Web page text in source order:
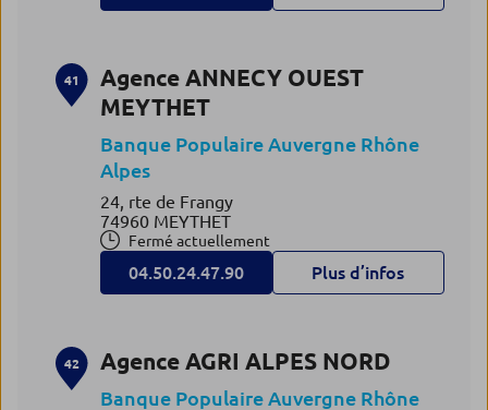
41
Agence ANNECY OUEST
MEYTHET
Banque Populaire Auvergne Rhône
Alpes
24, rte de Frangy
74960 MEYTHET
Fermé actuellement
04.50.24.47.90 Plus d’infos
42 Agence AGRI ALPES NORD
Banque Populaire Auvergne Rhône